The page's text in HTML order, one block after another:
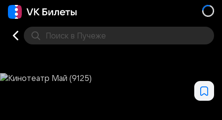
Поиск в Пучеже